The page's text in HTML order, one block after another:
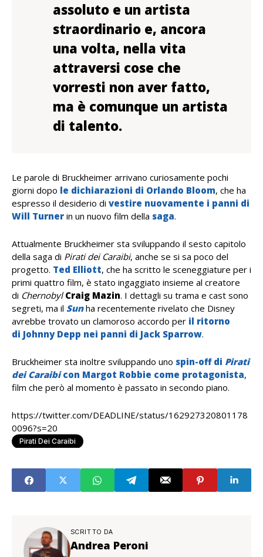
assoluto e un artista
straordinario e, ancora
una volta, nella vita
attraversi cose che
vorresti non aver fatto,
ma è comunque un artista
di talento.
Le parole di Bruckheimer arrivano curiosamente pochi
giorni dopo le dichiarazioni di Orlando Bloom, che ha
espresso il desiderio di vestire nuovamente i panni di
Will Turner in un nuovo film della saga.
Attualmente Bruckheimer sta sviluppando il sesto capitolo
della saga di Pirati dei Caraibi, anche se si sa poco del
progetto. Ted Elliott, che ha scritto le sceneggiature per i
primi quattro film, è stato ingaggiato insieme al creatore
di ChernobylCraig Mazin. I dettagli su trama e cast sono
segreti, ma il Sun ha recentemente rivelato che Disney
avrebbe trovato un clamoroso accordo per il ritorno
di Johnny Depp nei panni di Jack Sparrow.
Bruckheimer sta inoltre sviluppando uno spin-off di Pirati
dei Caraibicon Margot Robbie come protagonista,
film che però al momento è passato in secondo piano.
https://twitter.com/DEADLINE/status/162927320801178
0096?s=20
Pirati Dei Caraibi
SCRITTO DA
Andrea Peroni